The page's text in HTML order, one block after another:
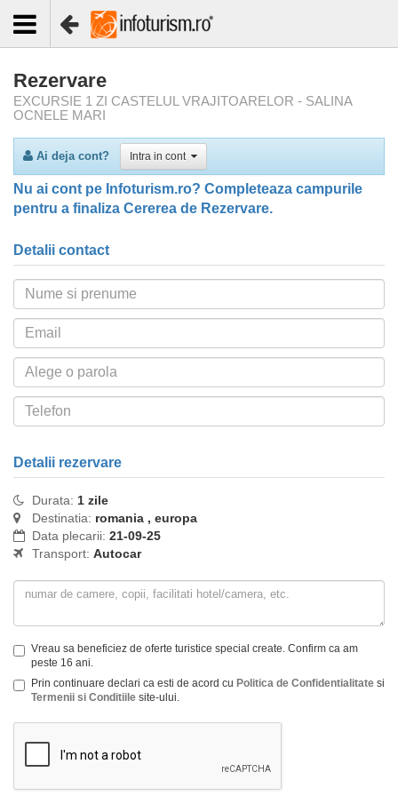
Rezervare
EXCURSIE 1 ZI CASTELUL VRAJITOARELOR - SALINA
OCNELE MARI
Ai deja cont? Intra in cont
Nu ai cont pe Infoturism.ro? Completeaza campurile
pentru a finaliza Cererea de Rezervare.
Detalii contact
Detalii rezervare
Durata: 1 zile
Destinatia: romania , europa
Data plecarii: 21-09-25
Transport: Autocar
Vreau sa beneficiez de oferte turistice special create. Confirm ca am
peste 16 ani.
Prin continuare declari ca esti de acord cu Politica de Confidentialitate si
Termenii si Conditiile site-ului.